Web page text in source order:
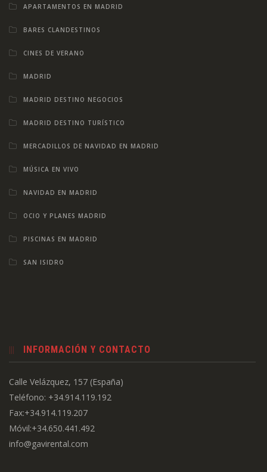
APARTAMENTOS EN MADRID
BARES CLANDESTINOS
CINES DE VERANO
MADRID
MADRID DESTINO NEGOCIOS
MADRID DESTINO TURÍSTICO
MERCADILLOS DE NAVIDAD EN MADRID
MÚSICA EN VIVO
NAVIDAD EN MADRID
OCIO Y PLANES MADRID
PISCINAS EN MADRID
SAN ISIDRO
INFORMACIÓN Y CONTACTO
Calle Velázquez, 157 (España)
Teléfono: +34.914.119.192
Fax:+34.914.119.207
Móvil:+34.650.441.492
info@gavirental.com